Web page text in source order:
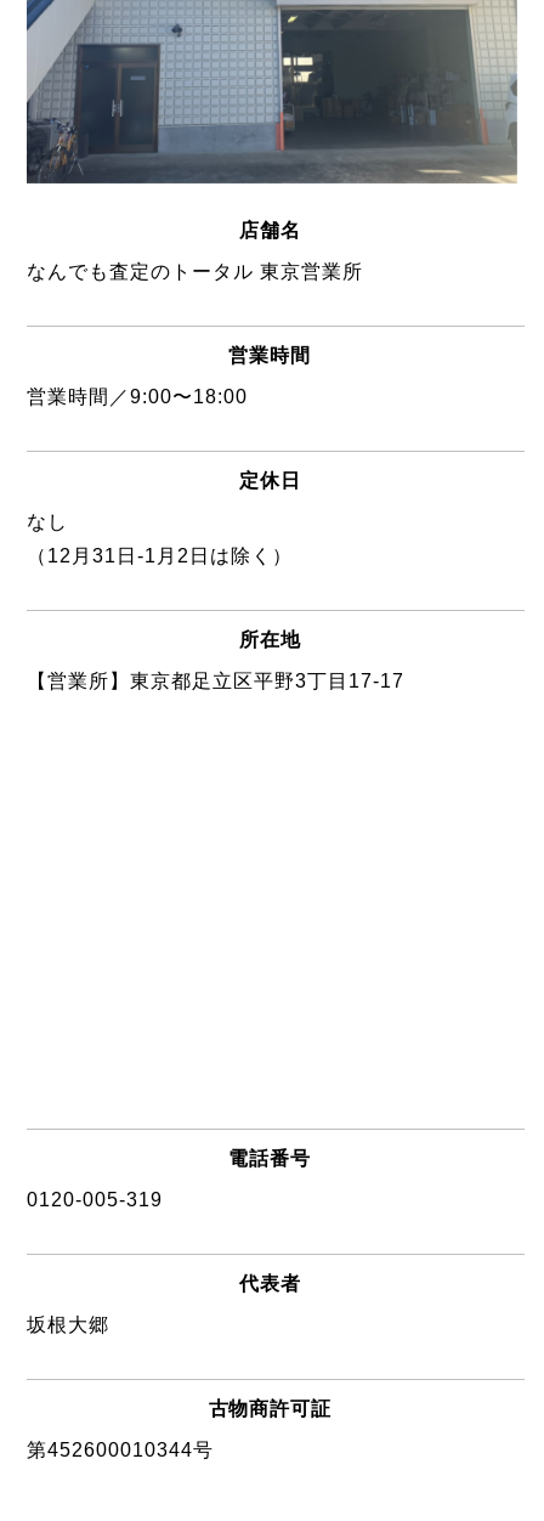
店舗名
なんでも査定のトータル 東京営業所
営業時間
営業時間／9:00〜18:00
定休日
なし
（12月31日-1月2日は除く）
所在地
【営業所】東京都足立区平野3丁目17-17
電話番号
0120-005-319
代表者
坂根大郷
古物商許可証
第452600010344号